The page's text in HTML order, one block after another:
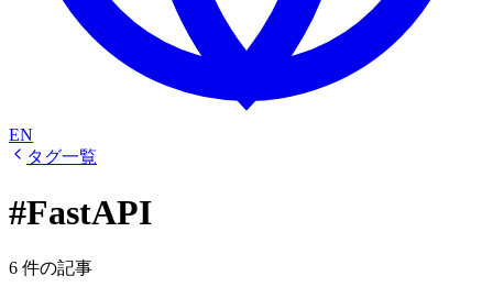
EN
タグ一覧
#FastAPI
6 件の記事